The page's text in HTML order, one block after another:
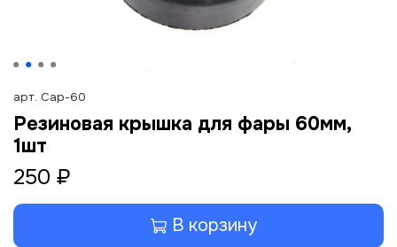
арт. Cap-60
Резиновая крышка для фары 60мм,
1шт
250 ₽
В корзину